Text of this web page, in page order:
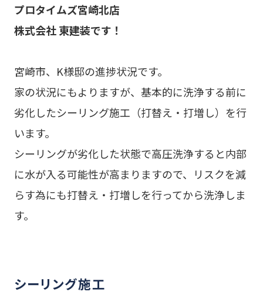
プロタイムズ宮崎北店
株式会社 東建装です！
宮崎市、K様邸の進捗状況です。
家の状況にもよりますが、基本的に洗浄する前に
劣化したシーリング施工（打替え・打増し）を行
います。
シーリングが劣化した状態で高圧洗浄すると内部
に水が入る可能性が高まりますので、リスクを減
らす為にも打替え・打増しを行ってから洗浄しま
す。
シーリング施工